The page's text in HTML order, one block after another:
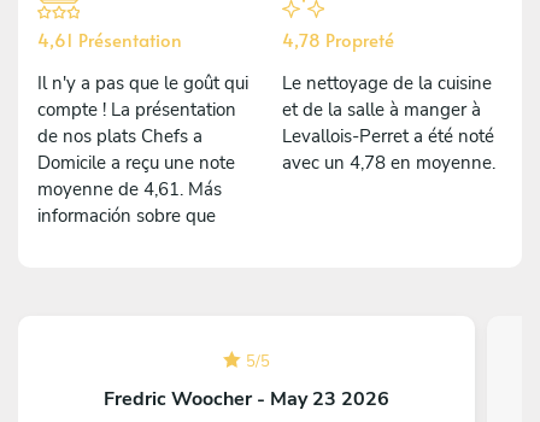
4,61 Présentation
Il n'y a pas que le goût qui
compte ! La présentation
de nos plats Chefs a
Domicile a reçu une note
moyenne de 4,61. Más
información sobre que
4,78 Propreté
Le nettoyage de la cuisine
et de la salle à manger à
Levallois-Perret a été noté
avec un 4,78 en moyenne.
5/5
Fredric Woocher - May 23 2026